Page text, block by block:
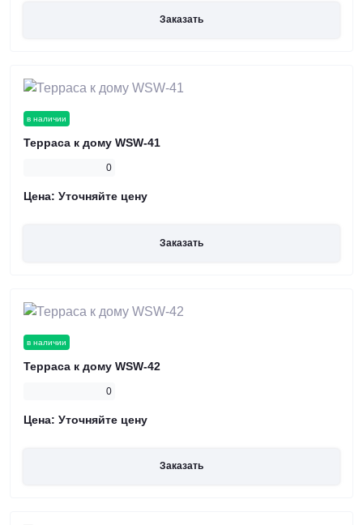
Заказать
в наличии
Терраса к дому WSW-41
0
Цена: Уточняйте цену
Заказать
в наличии
Терраса к дому WSW-42
0
Цена: Уточняйте цену
Заказать